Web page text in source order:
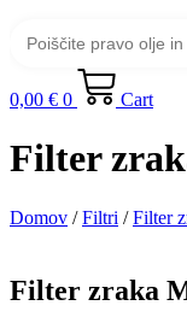
0,00 € 0 Cart
Filter
Domov /Filtri /Filter
Filter zraka